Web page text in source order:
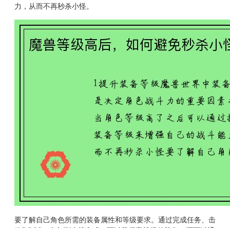
力，从而不再秒杀小怪。
要了解自己角色所需的装备属性和等级要求。通过完成任务、击